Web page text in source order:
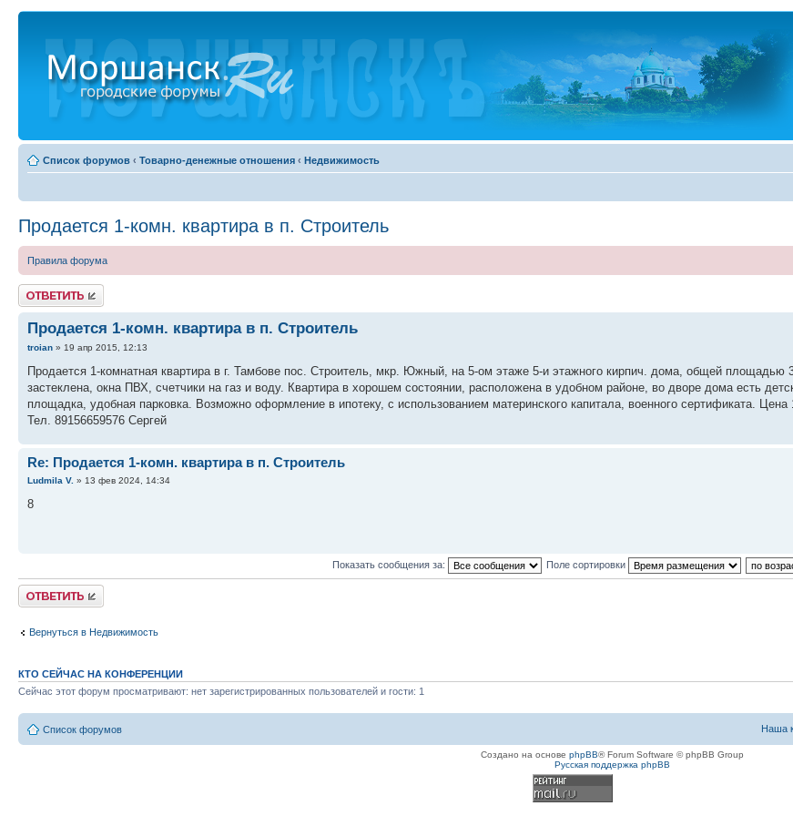
Список форумов ‹ Товарно-денежные отношения ‹ Недвижимость
Продается 1-комн. квартира в п. Строитель
Правила форума
Ответить
Продается 1-комн. квартира в п. Строитель
troian » 19 апр 2015, 12:13
Продается 1-комнатная квартира в г. Тамбове пос. Строитель, мкр. Южный, на 5-ом этаже 5-и этажного кирпич. дома, общей площадью
застеклена, окна ПВХ, счетчики на газ и воду. Квартира в хорошем состоянии, расположена в удобном районе, во дворе дома есть
площадка, удобная парковка. Возможно оформление в ипотеку, с использованием материнского капитала, военного сертификата. Цена
Тел. 89156659576 Сергей
Re: Продается 1-комн. квартира в п. Строитель
Ludmila V. » 13 фев 2024, 14:34
8
Показать сообщения за: Поле сортировки
Ответить
Вернуться в Недвижимость
КТО СЕЙЧАС НА КОНФЕРЕНЦИИ
Сейчас этот форум просматривают: нет зарегистрированных пользователей и гости: 1
Список форумов Наша
Создано на основе phpBB® Forum Software © phpBB Group
Русская поддержка phpBB